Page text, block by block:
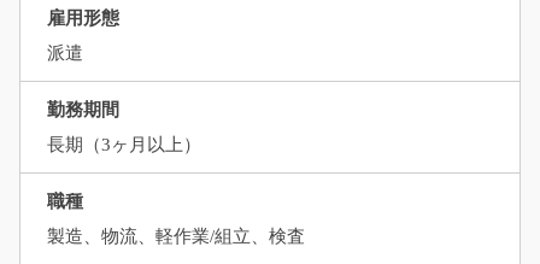
雇用形態
派遣
勤務期間
長期（3ヶ月以上）
職種
製造、物流、軽作業/組立、検査